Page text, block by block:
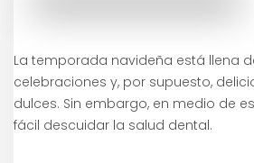
La temporada navideña está llena
celebraciones y, por supuesto,
dulces. Sin embargo, en medio de
fácil descuidar la salud dental.